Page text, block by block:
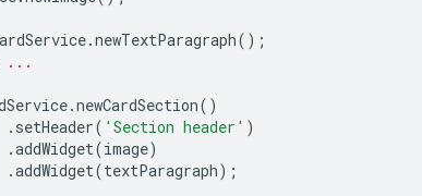
.newTextParagraph();
...
.newCardSection()
. setHeader( 'Section header' )
.addWidget(image)
.addWidget(textParagraph);